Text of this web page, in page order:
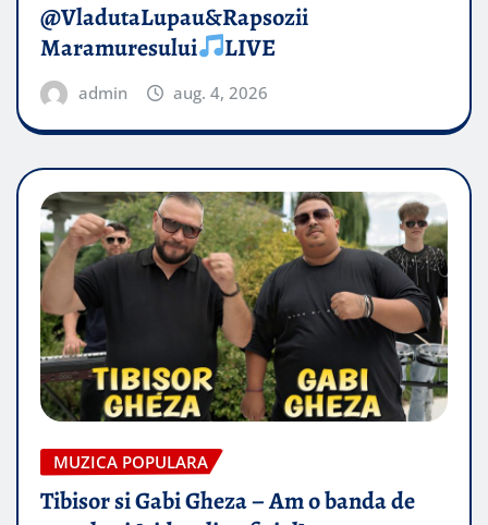
@VladutaLupau&Rapsozii
Maramuresului
LIVE
admin aug. 4, 2026
MUZICA POPULARA
Tibisor si Gabi Gheza – Am o banda de